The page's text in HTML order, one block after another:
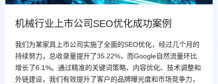
机械行业上市公司SEO优化成功案例
我们为某家具上市公司实施了全面的SEO优化，经过几个月的
持续努力，总收录量提升了35.22%，而Google自然流量环比
增长了6.1%。通过精准的关键词策略、内容优化、技术调整和
外链建设，我们有效提升了客户的品牌曝光度和市场竞争力，